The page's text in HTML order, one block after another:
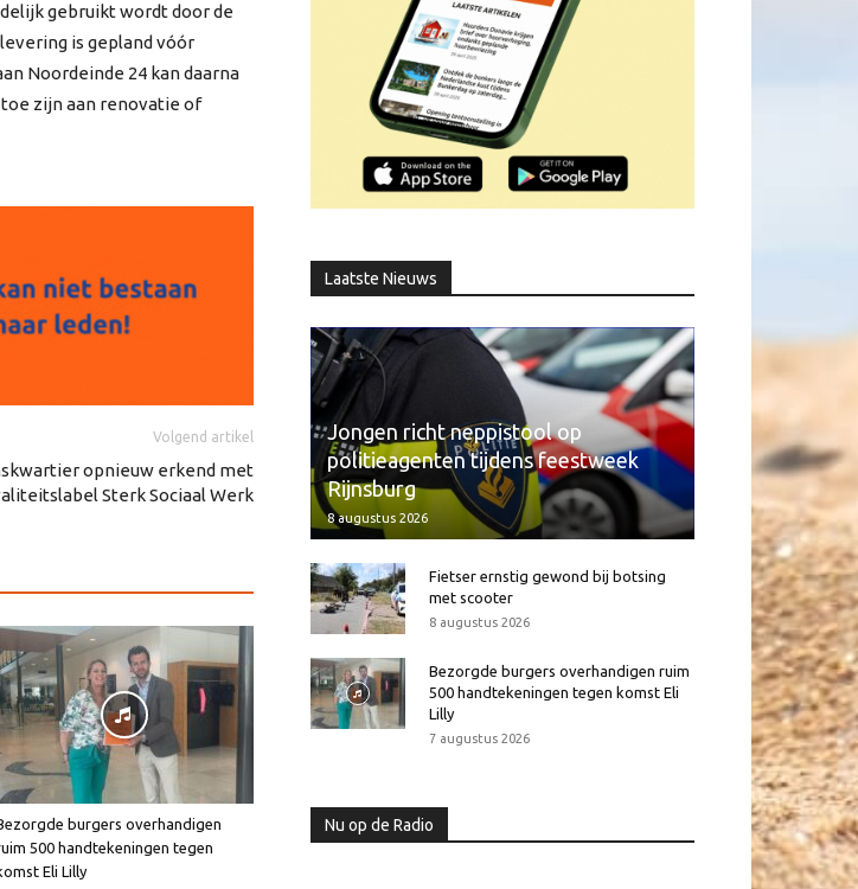
gebruikt wordt door de
is gepland vóór
Noordeinde 24 kan daarna
zijn aan renovatie of
Volgend artikel
opnieuw erkend met
Sterk Sociaal Werk
burgers overhandigen
500 handtekeningen tegen
Eli Lilly
Laatste Nieuws
Jongen richt neppistool op
politieagenten tijdens feestweek
Rijnsburg
8 augustus 2026
Fietser ernstig gewond bij botsing
met scooter
8 augustus 2026
Bezorgde burgers overhandigen ruim
500 handtekeningen tegen komst Eli
Lilly
7 augustus 2026
Nu op de Radio